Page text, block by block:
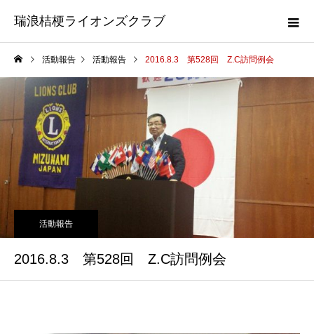
瑞浪桔梗ライオンズクラブ
活動報告 活動報告 2016.8.3 第528回 Z.C訪問例会
活動報告
2016.8.3 第528回 Z.C訪問例会